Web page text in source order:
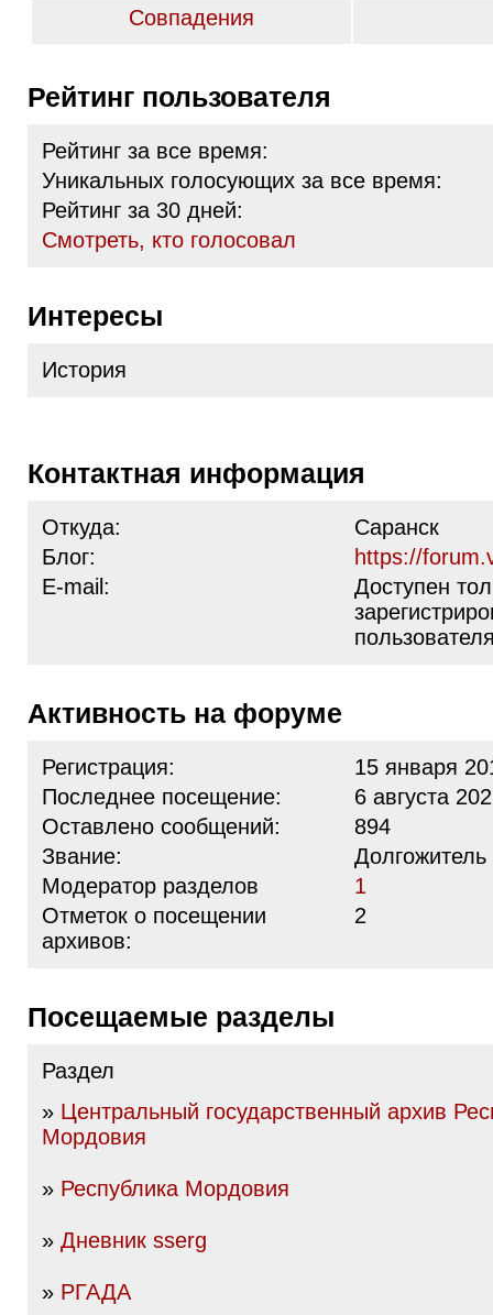
Совпадения
Рейтинг пользователя
Рейтинг за все время:
Уникальных голосующих за все время:
Рейтинг за 30 дней:
Cмотреть, кто голосовал
Интересы
История
Контактная информация
Откуда:
Саранск
Блог:
https://
E-mail:
Доступен
Активность на форуме
Регистрация:
15 января
Последнее посещение:
6 августа
Оставлено сообщений:
894
Звание:
Модератор разделов
1
Отметок о посещении
архивов:
2
Посещаемые разделы
Раздел
» Центральный государственный архив
Мордовия
» Республика Мордовия
» Дневник sserg
» РГАДА